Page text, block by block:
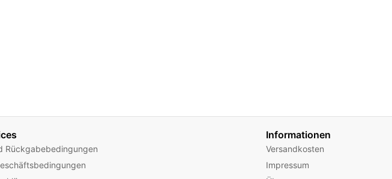
Rückgabebedingungen
Informationen
Versandkosten
Impressum